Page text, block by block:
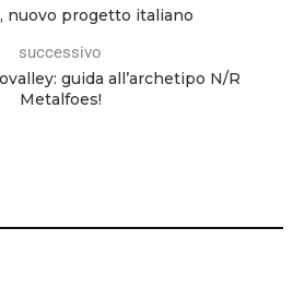
nuovo progetto italiano
successivo
guida all’archetipo N/R
Metalfoes!